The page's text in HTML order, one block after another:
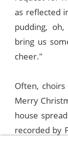
as reflected
pudding,
bring us
cheer."
Often,
Merry
house
recorded by